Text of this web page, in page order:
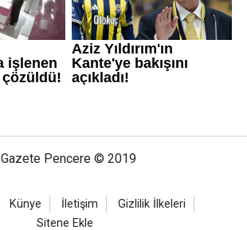
Gazete Pencere © 2019
Künye İletişim
Gizlilik İlkeleri
Sitene Ekle